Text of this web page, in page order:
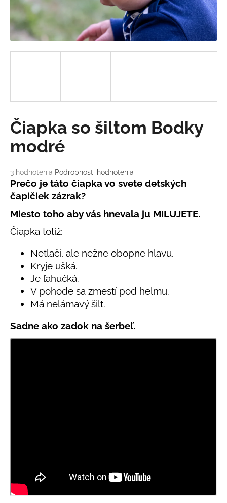
Priemerné
hodnotenie
produktu
je
5,0
z
5
hviezdičiek.
3 hodnotenia Podrobnosti hodnotenia
Čiapka so šiltom Bodky
modré
Prečo je táto čiapka vo svete detských
čapičiek zázrak?
Miesto toho aby vás hnevala ju MILUJETE.
Čiapka totiž:
Netlačí, ale nežne obopne hlavu.
Kryje ušká.
Je ľahučká.
V pohode sa zmestí pod helmu.
Má nelámavý šilt.
Sadne ako zadok na šerbeľ.
á
j
s
ť
d
p
o
ú
č
DETSKÝ
LETNÝ
KLOBÚČIK
30